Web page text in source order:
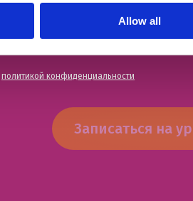
Allow all
политикой конфиденциальности
Записаться на